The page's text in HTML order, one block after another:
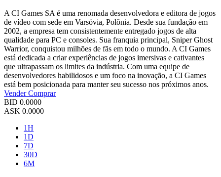
A CI Games SA é uma renomada desenvolvedora e editora de jogos
de vídeo com sede em Varsóvia, Polônia. Desde sua fundação em
2002, a empresa tem consistentemente entregado jogos de alta
qualidade para PC e consoles. Sua franquia principal, Sniper Ghost
Warrior, conquistou milhões de fãs em todo o mundo. A CI Games
está dedicada a criar experiências de jogos imersivas e cativantes
que ultrapassam os limites da indústria. Com uma equipe de
desenvolvedores habilidosos e um foco na inovação, a CI Games
está bem posicionada para manter seu sucesso nos próximos anos.
VenderComprar
BID 0.0000
ASK 0.0000
1H
1D
7D
30D
6M